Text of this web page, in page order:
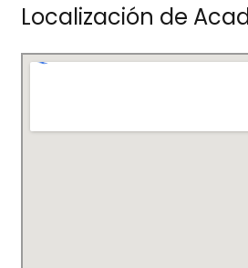
Localización de